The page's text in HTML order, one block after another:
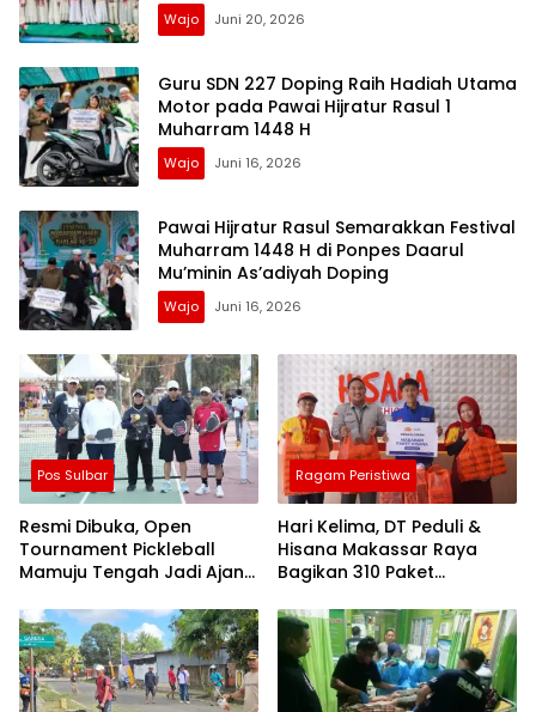
Wajo Juni 20, 2026
Guru SDN 227 Doping Raih Hadiah Utama
Motor pada Pawai Hijratur Rasul 1
Muharram 1448 H
Wajo Juni 16, 2026
Pawai Hijratur Rasul Semarakkan Festival
Muharram 1448 H di Ponpes Daarul
Mu’minin As’adiyah Doping
Wajo Juni 16, 2026
Pos Sulbar
Resmi Dibuka, Open
Tournament Pickleball
Mamuju Tengah Jadi Ajang
Ragam Peristiwa
Hari Kelima, DT Peduli &
Hisana Makassar Raya
Bagikan 310 Paket
Kebakaran Tallo